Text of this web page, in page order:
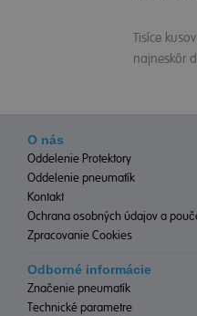
Tisíce
najneskôr
O nás
Oddelenie Protektory
Oddelenie pneumatík
Kontakt
Ochrana osobných údajov a
Zpracovanie Cookies
Odborné informácie
Značenie pneumatík
Technické parametre